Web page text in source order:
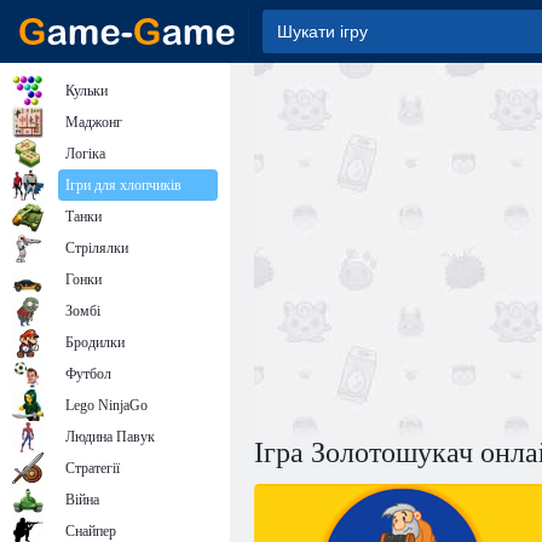
Ігра Золотошукач
Кульки
Маджонг
Логіка
Ігри для хлопчиків
Танки
Стрілялки
Гонки
Зомбі
Бродилки
Футбол
Lego NinjaGo
Людина Павук
Стратегії
Війна
Снайпер